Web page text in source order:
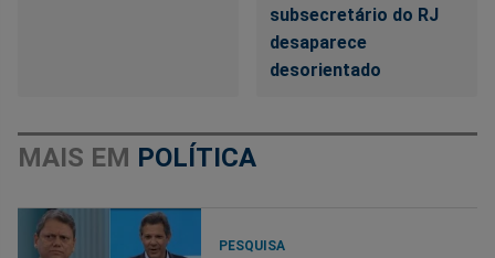
subsecretário do RJ
desaparece
desorientado
MAIS EM POLÍTICA
PESQUISA